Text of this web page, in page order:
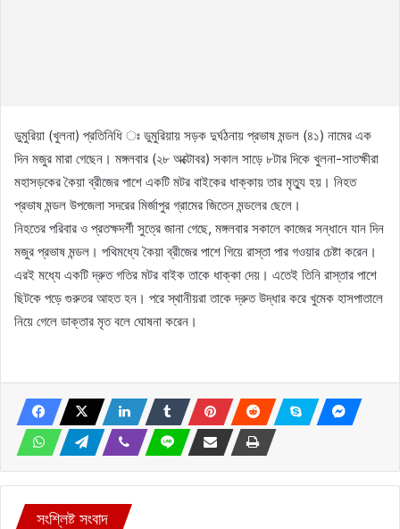
ডুমুরিয়া (খুলনা) প্রতিনিধি ঃ ডুমুরিয়ায় সড়ক দুর্ঘঠনায় প্রভাষ মন্ডল (৪১) নামের এক
দিন মজুর মারা গেছেন। মঙ্গলবার (২৮ অক্টোবর) সকাল সাড়ে ৮টার দিকে খুলনা-সাতক্ষীরা
মহাসড়কের কৈয়া ব্রীজের পাশে একটি মটর বাইকের ধাক্কায় তার মৃত্যু হয়। নিহত
প্রভাষ মন্ডল উপজেলা সদরের মির্জাপুর গ্রামের জিতেন মন্ডলের ছেলে।
নিহতের পরিবার ও প্রতক্ষদর্শী সুত্রে জানা গেছে, মঙ্গলবার সকালে কাজের সন্ধানে যান দিন
মজুর প্রভাষ মন্ডল। পথিমধ্যে কৈয়া ব্রীজের পাশে গিয়ে রাস্তা পার গওয়ার চেষ্টা করেন।
এরই মধ্যে একটি দ্রুত গতির মটর বাইক তাকে ধাক্কা দেয়। এতেই তিনি রাস্তার পাশে
ছিটকে পড়ে গুরুতর আহত হন। পরে স্থানীয়রা তাকে দ্রুত উদ্ধার করে খুমেক হাসপাতালে
নিয়ে গেলে ডাক্তার মৃত বলে ঘোষনা করেন।
সংশ্লিষ্ট সংবাদ